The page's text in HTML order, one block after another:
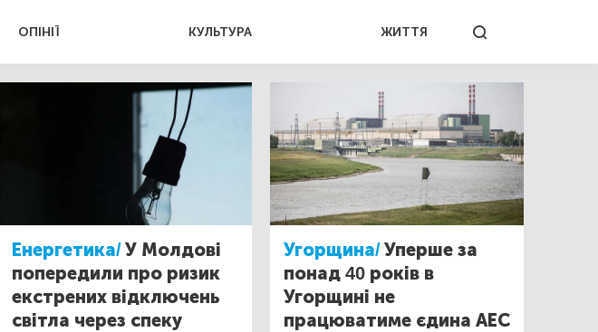
ОПІНІЇ КУЛЬТУРА ЖИТТЯ
Енергетика/У Молдові
попередили про ризик
екстрених відключень
світла через спеку
Угорщина/Уперше за
понад 40 років в
Угорщині не
працюватиме єдина АЕС